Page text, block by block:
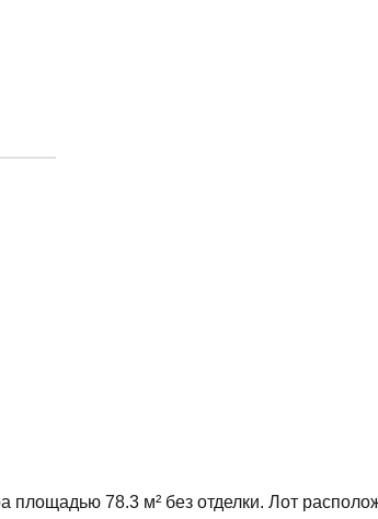
площадью 78.3 м² без отделки. Лот